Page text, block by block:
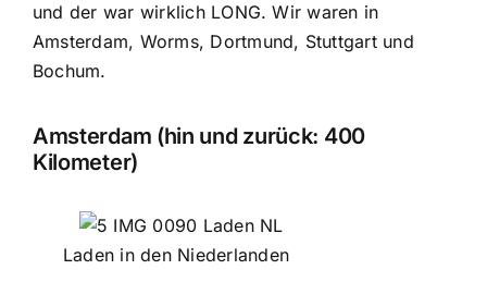
und der war wirklich LONG. Wir waren in
Amsterdam, Worms, Dortmund, Stuttgart und
Bochum.
Amsterdam (hin und zurück: 400
Kilometer)
Laden in den Niederlanden